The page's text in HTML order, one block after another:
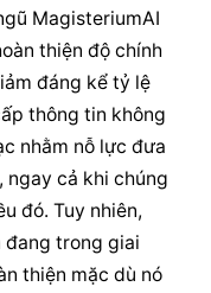
MagisteriumAI
thiện độ chính
đáng kể tỷ lệ
thông tin không
nhằm nỗ lực đưa
ngay cả khi chúng
đó. Tuy nhiên,
đang trong giai
thiện mặc dù nó